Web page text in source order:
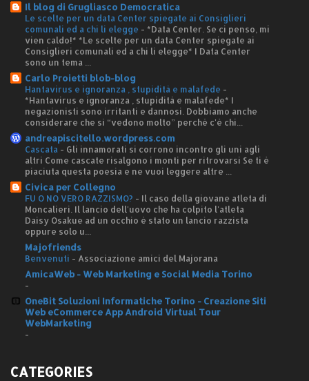
Il blog di Grugliasco Democratica
Le scelte per un data Center spiegate ai Consiglieri
comunali ed a chi li elegge - *Data Center. Se ci penso, mi
vien caldo!* *Le scelte per un data Center spiegate ai
Consiglieri comunali ed a chi li elegge* I Data Center
sono un tema ...
Carlo Proietti blob-blog
Hantavirus e ignoranza , stupidità e malafede -
*Hantavirus e ignoranza , stupidità e malafede* I
negazionisti sono irritanti e dannosi. Dobbiamo anche
considerare che si “vedono molto” perché c'è chi...
andreapiscitello.wordpress.com
Cascata - Gli innamorati si corrono incontro gli uni agli
altri Come cascate risalgono i monti per ritrovarsi Se ti è
piaciuta questa poesia e ne vuoi leggere altre ...
Civica per Collegno
FU O NO VERO RAZZISMO? - Il caso della giovane atleta di
Moncalieri. Il lancio dell'uovo che ha colpito l'atleta
Daisy Osakue ad un occhio è stato un lancio razzista
oppure solo u...
Majofriends
Benvenuti - Associazione amici del Majorana
AmicaWeb - Web Marketing e Social Media Torino
-
OneBit Soluzioni Informatiche Torino - Creazione Siti
Web eCommerce App Android Virtual Tour
WebMarketing
-
CATEGORIES